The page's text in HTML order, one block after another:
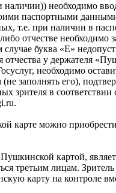
наличии)) необходимо
паспортными
т.е. при наличии в
отчестве необходимо
случае буква «Е»
отчества у держателя
необходимо
заполнять его),
зрителя в
карте можно
картой,
третьим лицам. Зритель
карту на контроле